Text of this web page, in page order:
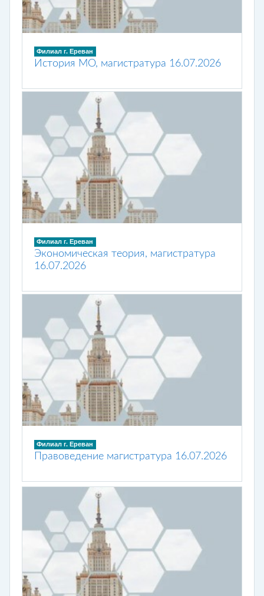
Филиал г. Ереван
История МО, магистратура 16.07.2026
Филиал г. Ереван
Экономическая теория, магистратура
16.07.2026
Филиал г. Ереван
Правоведение магистратура 16.07.2026